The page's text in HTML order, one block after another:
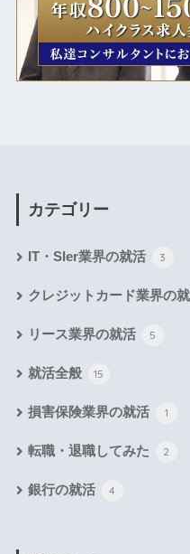
カテゴリー
IT・SIer業界の就活 3
クレジットカード業界の
リース業界の就活 5
就活全般 15
損害保険業界の就活 1
転職・退職してみた 2
銀行の就活 4